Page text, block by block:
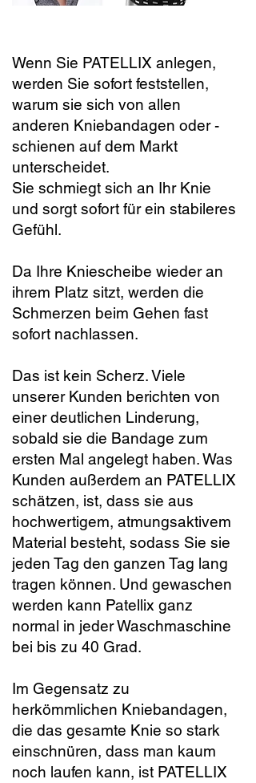
Wenn Sie PATELLIX anlegen,
werden Sie sofort feststellen,
warum sie sich von allen
anderen Kniebandagen oder -
schienen auf dem Markt
unterscheidet.
Sie schmiegt sich an Ihr Knie
und sorgt sofort für ein stabileres
Gefühl.
Da Ihre Kniescheibe wieder an
ihrem Platz sitzt, werden die
Schmerzen beim Gehen fast
sofort nachlassen.
Das ist kein Scherz. Viele
unserer Kunden berichten von
einer deutlichen Linderung,
sobald sie die Bandage zum
ersten Mal angelegt haben. Was
Kunden außerdem an PATELLIX
schätzen, ist, dass sie aus
hochwertigem, atmungsaktivem
Material besteht, sodass Sie sie
jeden Tag den ganzen Tag lang
tragen können. Und gewaschen
werden kann Patellix ganz
normal in jeder Waschmaschine
bei bis zu 40 Grad.
Im Gegensatz zu
herkömmlichen Kniebandagen,
die das gesamte Knie so stark
einschnüren, dass man kaum
noch laufen kann, ist PATELLIX